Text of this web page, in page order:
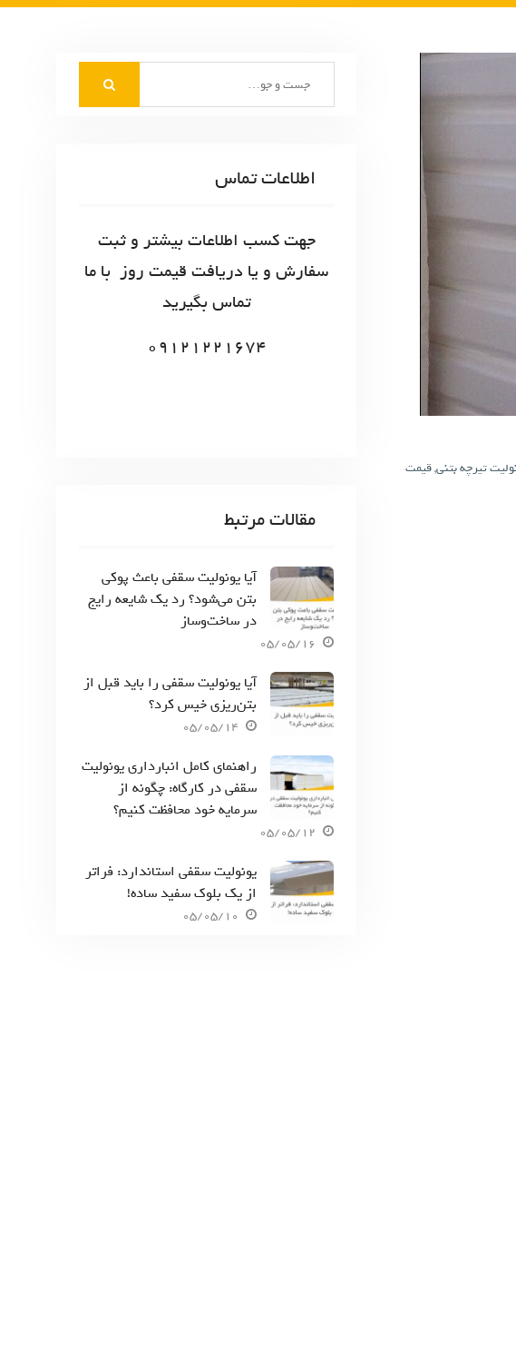
تیرچه بتنی,قیمت
اطلاعات تماس
جهت کسب اطلاعات بیشتر و ثبت
سفارش و یا دریافت قیمت روز با ما
تماس بگیرید
09121221674
مقالات مرتبط
آیا یونولیت سقفی باعث پوکی
بتن می‌شود؟ رد یک شایعه رایج
در ساخت‌وساز
05/05/16
آیا یونولیت سقفی را باید قبل از
بتن‌ریزی خیس کرد؟
05/05/14
راهنمای کامل انبارداری یونولیت
سقفی در کارگاه: چگونه از
سرمایه خود محافظت کنیم؟
05/05/12
یونولیت سقفی استاندارد: فراتر
از یک بلوک سفید ساده!
05/05/10